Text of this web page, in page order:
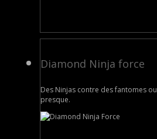
Diamond Ninja force
Des Ninjas contre des fantomes ou
presque.